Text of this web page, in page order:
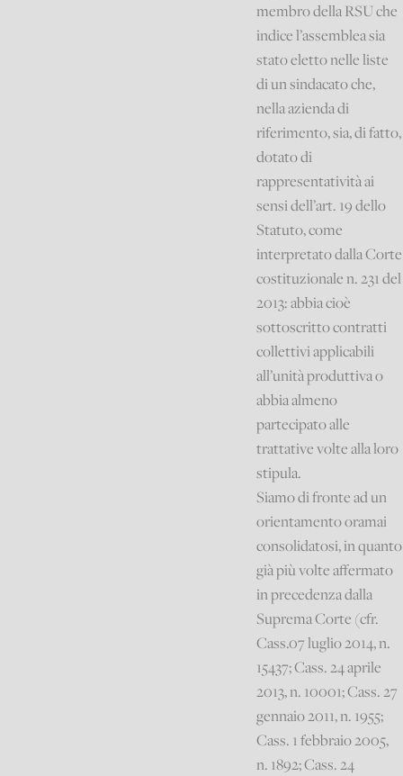
membro della RSU che
indice l’assemblea sia
stato eletto nelle liste
di un sindacato che,
nella azienda di
riferimento, sia, di fatto,
dotato di
rappresentatività ai
sensi dell’art. 19 dello
Statuto, come
interpretato dalla Corte
costituzionale n. 231 del
2013: abbia cioè
sottoscritto contratti
collettivi applicabili
all’unità produttiva o
abbia almeno
partecipato alle
trattative volte alla loro
stipula.
Siamo di fronte ad un
orientamento oramai
consolidatosi, in quanto
già più volte affermato
in precedenza dalla
Suprema Corte (cfr.
Cass.07 luglio 2014, n.
15437; Cass. 24 aprile
2013, n. 10001; Cass. 27
gennaio 2011, n. 1955;
Cass. 1 febbraio 2005,
n. 1892; Cass. 24